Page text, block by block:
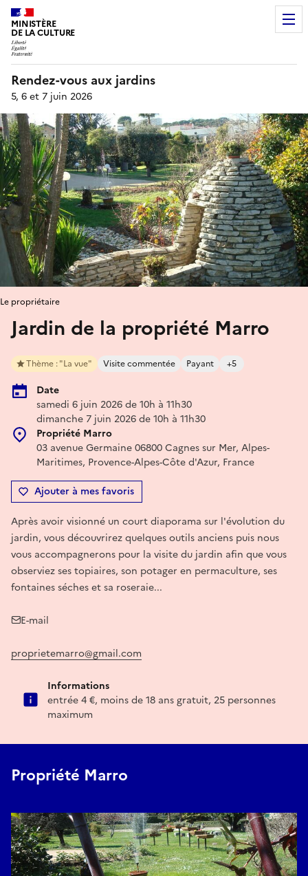
MINISTÈRE
DE LA CULTURE
Rendez-vous aux jardins
5, 6 et 7 juin 2026
Jardin de la propriété Marro
Thème : "La vue" Visite commentée Payant +5
Date
samedi 6 juin 2026 de 10h à 11h30
dimanche 7 juin 2026 de 10h à 11h30
Propriété Marro
03 avenue Germaine 06800 Cagnes sur Mer, Alpes-
Maritimes, Provence-Alpes-Côte d'Azur, France
Ajouter à mes favoris
Le propriétaire
Après avoir visionné un court diaporama sur l'évolution du
jardin, vous découvrirez quelques outils anciens puis nous
vous accompagnerons pour la visite du jardin afin que vous
observiez ses topiaires, son potager en permaculture, ses
fontaines séches et sa roseraie...
E-mail
proprietemarro@gmail.com
Informations
entrée 4 €, moins de 18 ans gratuit, 25 personnes
maximum
Propriété Marro